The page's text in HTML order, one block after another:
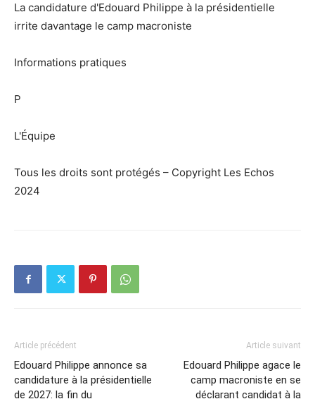
La candidature d'Edouard Philippe à la présidentielle
irrite davantage le camp macroniste
Informations pratiques
P
L'Équipe
Tous les droits sont protégés – Copyright Les Echos
2024
Article précédent
Edouard Philippe annonce sa
candidature à la présidentielle
de 2027: la fin du
Article suivant
Edouard Philippe agace le
camp macroniste en se
déclarant candidat à la